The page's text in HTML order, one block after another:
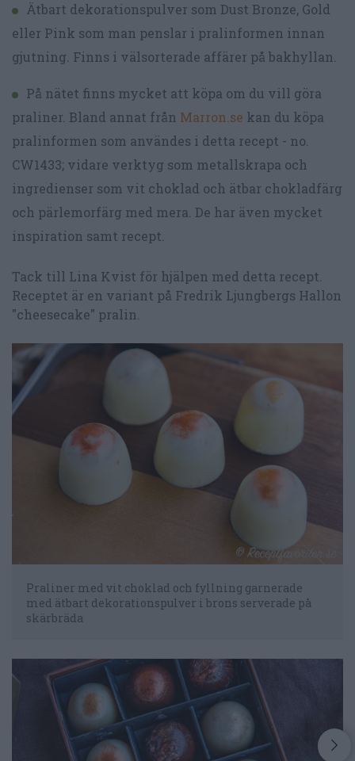
Ätbart dekorationspulver som Dust Bronze, Gold
eller Pink som man penslar i pralinformen innan
gjutning. Finns i välsorterade affärer på bakhyllan.
På nätet finns mycket att köpa om du vill göra
praliner. Bland annat från Marron.se kan du köpa
pralinformen som användes i detta recept - no.
CW1433; vidare verktyg som metallskrapa och
ingredienser som vit choklad och ätbar chokladfärg
och pärlemorfärg med mera. De har även mycket
inspiration samt recept.
Tack till Lina Kvist för hjälpen med detta recept.
Receptet är en variant på Fredrik Ljungbergs Hallon
"cheesecake" pralin.
Praliner med vit choklad och fyllning garnerade
med ätbart dekorationspulver i brons serverade på
skärbräda